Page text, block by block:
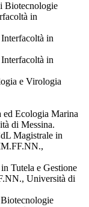
Biotecnologie
in
in
in
e Virologia
Ecologia Marina
di Messina.
Magistrale in
Tutela e Gestione
Università di